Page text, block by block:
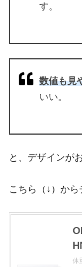
す。
数値も見
いい。
と、デザインが
こちら（↓）から
体